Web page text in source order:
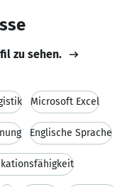
zu sehen.
Microsoft Excel
Englische Sprache